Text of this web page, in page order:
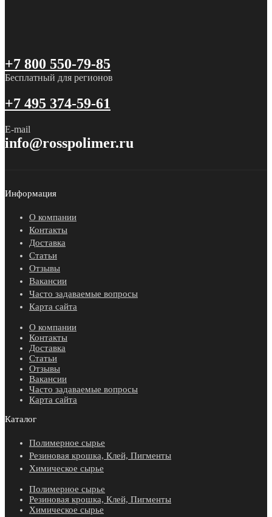
+7 800 550-79-85
Бесплатный для регионов
+7 495 374-59-61
E-mail
info@rosspolimer.ru
Информация
О компании
Контакты
Доставка
Статьи
Отзывы
Вакансии
Часто задаваемые вопросы
Карта сайта
О компании
Контакты
Доставка
Статьи
Отзывы
Вакансии
Часто задаваемые вопросы
Карта сайта
Каталог
Полимерное сырье
Резиновая крошка, Клей, Пигменты
Химическое сырье
Полимерное сырье
Резиновая крошка, Клей, Пигменты
Химическое сырье